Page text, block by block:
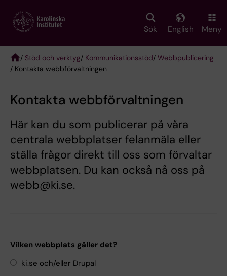
main
Sök English Meny
Breadcrumb
/ Stöd och verktyg/ Kommunikationsstöd/ Webbpublicering
/ Kontakta webbförvaltningen
Kontakta webbförvaltningen
Här kan du som publicerar på våra
centrala webbplatser felanmäla eller
ställa frågor direkt till oss som förvaltar
webbplatsen. Du kan också nå oss på
webb@ki.se.
Vilken webbplats gäller det?
ki.se och/eller Drupal